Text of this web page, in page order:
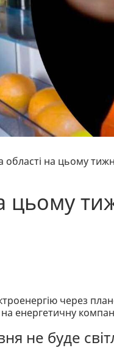
області на цьому
цьому
через
енергетичну
не буде